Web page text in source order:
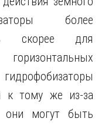
более
скорее для
к тому же из-за
они могут быть